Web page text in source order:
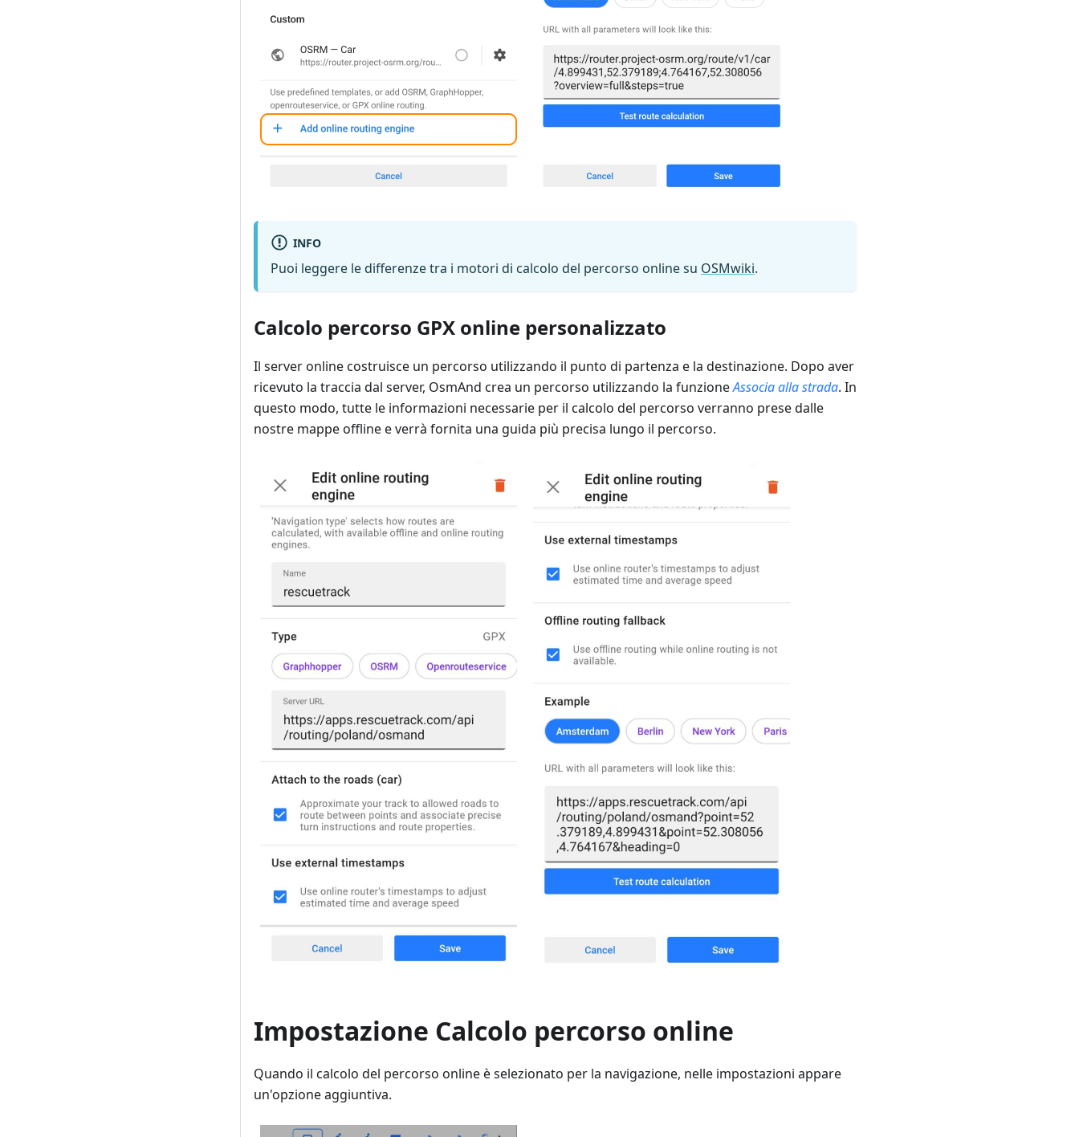
INFO
Puoi leggere le differenze tra i motori di calcolo del percorso online su OSMwiki.
Calcolo percorso GPX online personalizzato
Il server online costruisce un percorso utilizzando il punto di partenza e la destinazione. Dopo aver
ricevuto la traccia dal server, OsmAnd crea un percorso utilizzando la funzioneAssocia alla strada. In
questo modo, tutte le informazioni necessarie per il calcolo del percorso verranno prese dalle
nostre mappe offline e verrà fornita una guida più precisa lungo il percorso.
Impostazione Calcolo percorso online
Quando il calcolo del percorso online è selezionato per la navigazione, nelle impostazioni appare
un'opzione aggiuntiva.